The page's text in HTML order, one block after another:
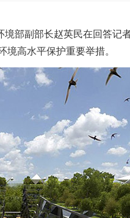
部副部长赵英民在回答记
高水平保护重要举措。